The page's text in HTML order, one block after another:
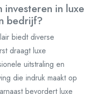
in luxe
bedrijf?
biedt diverse
draagt luxe
uitstraling en
die indruk maakt op
bevordert luxe